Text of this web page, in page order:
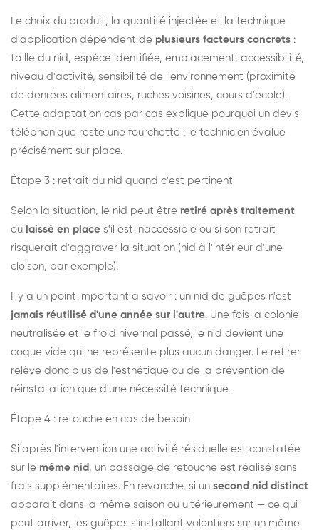
Le choix du produit, la quantité injectée et la technique
d'application dépendent de plusieurs facteurs concrets :
taille du nid, espèce identifiée, emplacement, accessibilité,
niveau d'activité, sensibilité de l'environnement (proximité
de denrées alimentaires, ruches voisines, cours d'école).
Cette adaptation cas par cas explique pourquoi un devis
téléphonique reste une fourchette : le technicien évalue
précisément sur place.
Étape 3 : retrait du nid quand c'est pertinent
Selon la situation, le nid peut être retiré après traitement
ou laissé en place s'il est inaccessible ou si son retrait
risquerait d'aggraver la situation (nid à l'intérieur d'une
cloison, par exemple).
Il y a un point important à savoir : un nid de guêpes n'est
jamais réutilisé d'une année sur l'autre. Une fois la colonie
neutralisée et le froid hivernal passé, le nid devient une
coque vide qui ne représente plus aucun danger. Le retirer
relève donc plus de l'esthétique ou de la prévention de
réinstallation que d'une nécessité technique.
Étape 4 : retouche en cas de besoin
Si après l'intervention une activité résiduelle est constatée
sur le même nid , un passage de retouche est réalisé sans
frais supplémentaires. En revanche, si un second nid distinct
apparaît dans la même saison ou ultérieurement — ce qui
peut arriver, les guêpes s'installant volontiers sur un même